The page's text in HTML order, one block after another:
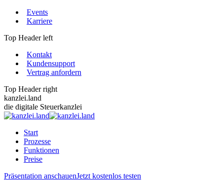
Zum
Inhalt
Events
Karriere
Top Header left
Kontakt
Kundensupport
Vertrag anfordern
Top Header right
kanzlei.land
die digitale Steuerkanzlei
Start
Prozesse
Funktionen
Preise
Präsentation anschauenJetzt kostenlos testen